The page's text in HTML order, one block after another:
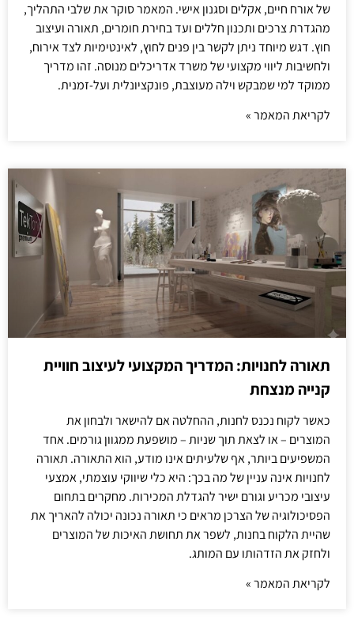
של אורח חיים, אקלים וסגנון אישי. המאמר סוקר את שלבי התהליך,
מהגדרת צרכים ותכנון חללים ועד בחירת חומרים, תאורה ועיצוב
חוץ. דגש מיוחד ניתן לקשר בין פנים לחוץ, לאינטימיות לצד אירוח,
ולחשיבות ליווי מקצועי של משרד אדריכלים מנוסה. זהו מדריך
ממוקד למי שמבקש וילה מעוצבת, פונקציונלית ועל-זמנית.
לקריאת המאמר »
תאורה לחנויות: המדריך המקצועי לעיצוב חוויית
קנייה מנצחת
כאשר לקוח נכנס לחנות, ההחלטה אם להישאר ולבחון את
המוצרים – או לצאת תוך שניות – מושפעת ממגוון גורמים. אחד
המשפיעים ביותר, אף שלעיתים אינו מודע, הוא התאורה. תאורה
לחנויות אינה עניין של מה בכך: היא כלי שיווקי עוצמתי, אמצעי
עיצובי מכריע וגורם ישיר להגדלת המכירות. מחקרים בתחום
הפסיכולוגיה של הצרכן מראים כי תאורה נכונה יכולה להאריך את
שהיית הלקוח בחנות, לשפר את תחושת האיכות של המוצרים
ולחזק את הזדהותו עם המותג.
לקריאת המאמר »